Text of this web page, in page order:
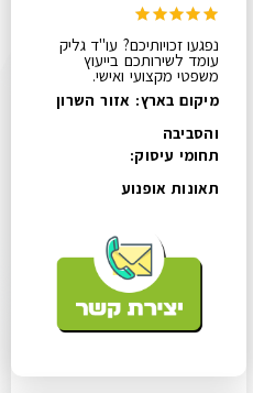
נפגעו זכויותיכם? עו"ד גליק
עומד לשירותכם בייעוץ
משפטי מקצועי ואישי.
מיקום בארץ: אזור השרון
והסביבה
תחומי עיסוק:
תאונות אופנוע